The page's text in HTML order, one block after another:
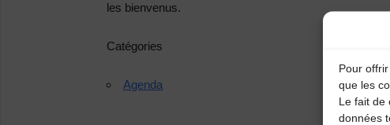
Pour
que les
Le fait de
données
les bienvenus.
Catégories
Agenda